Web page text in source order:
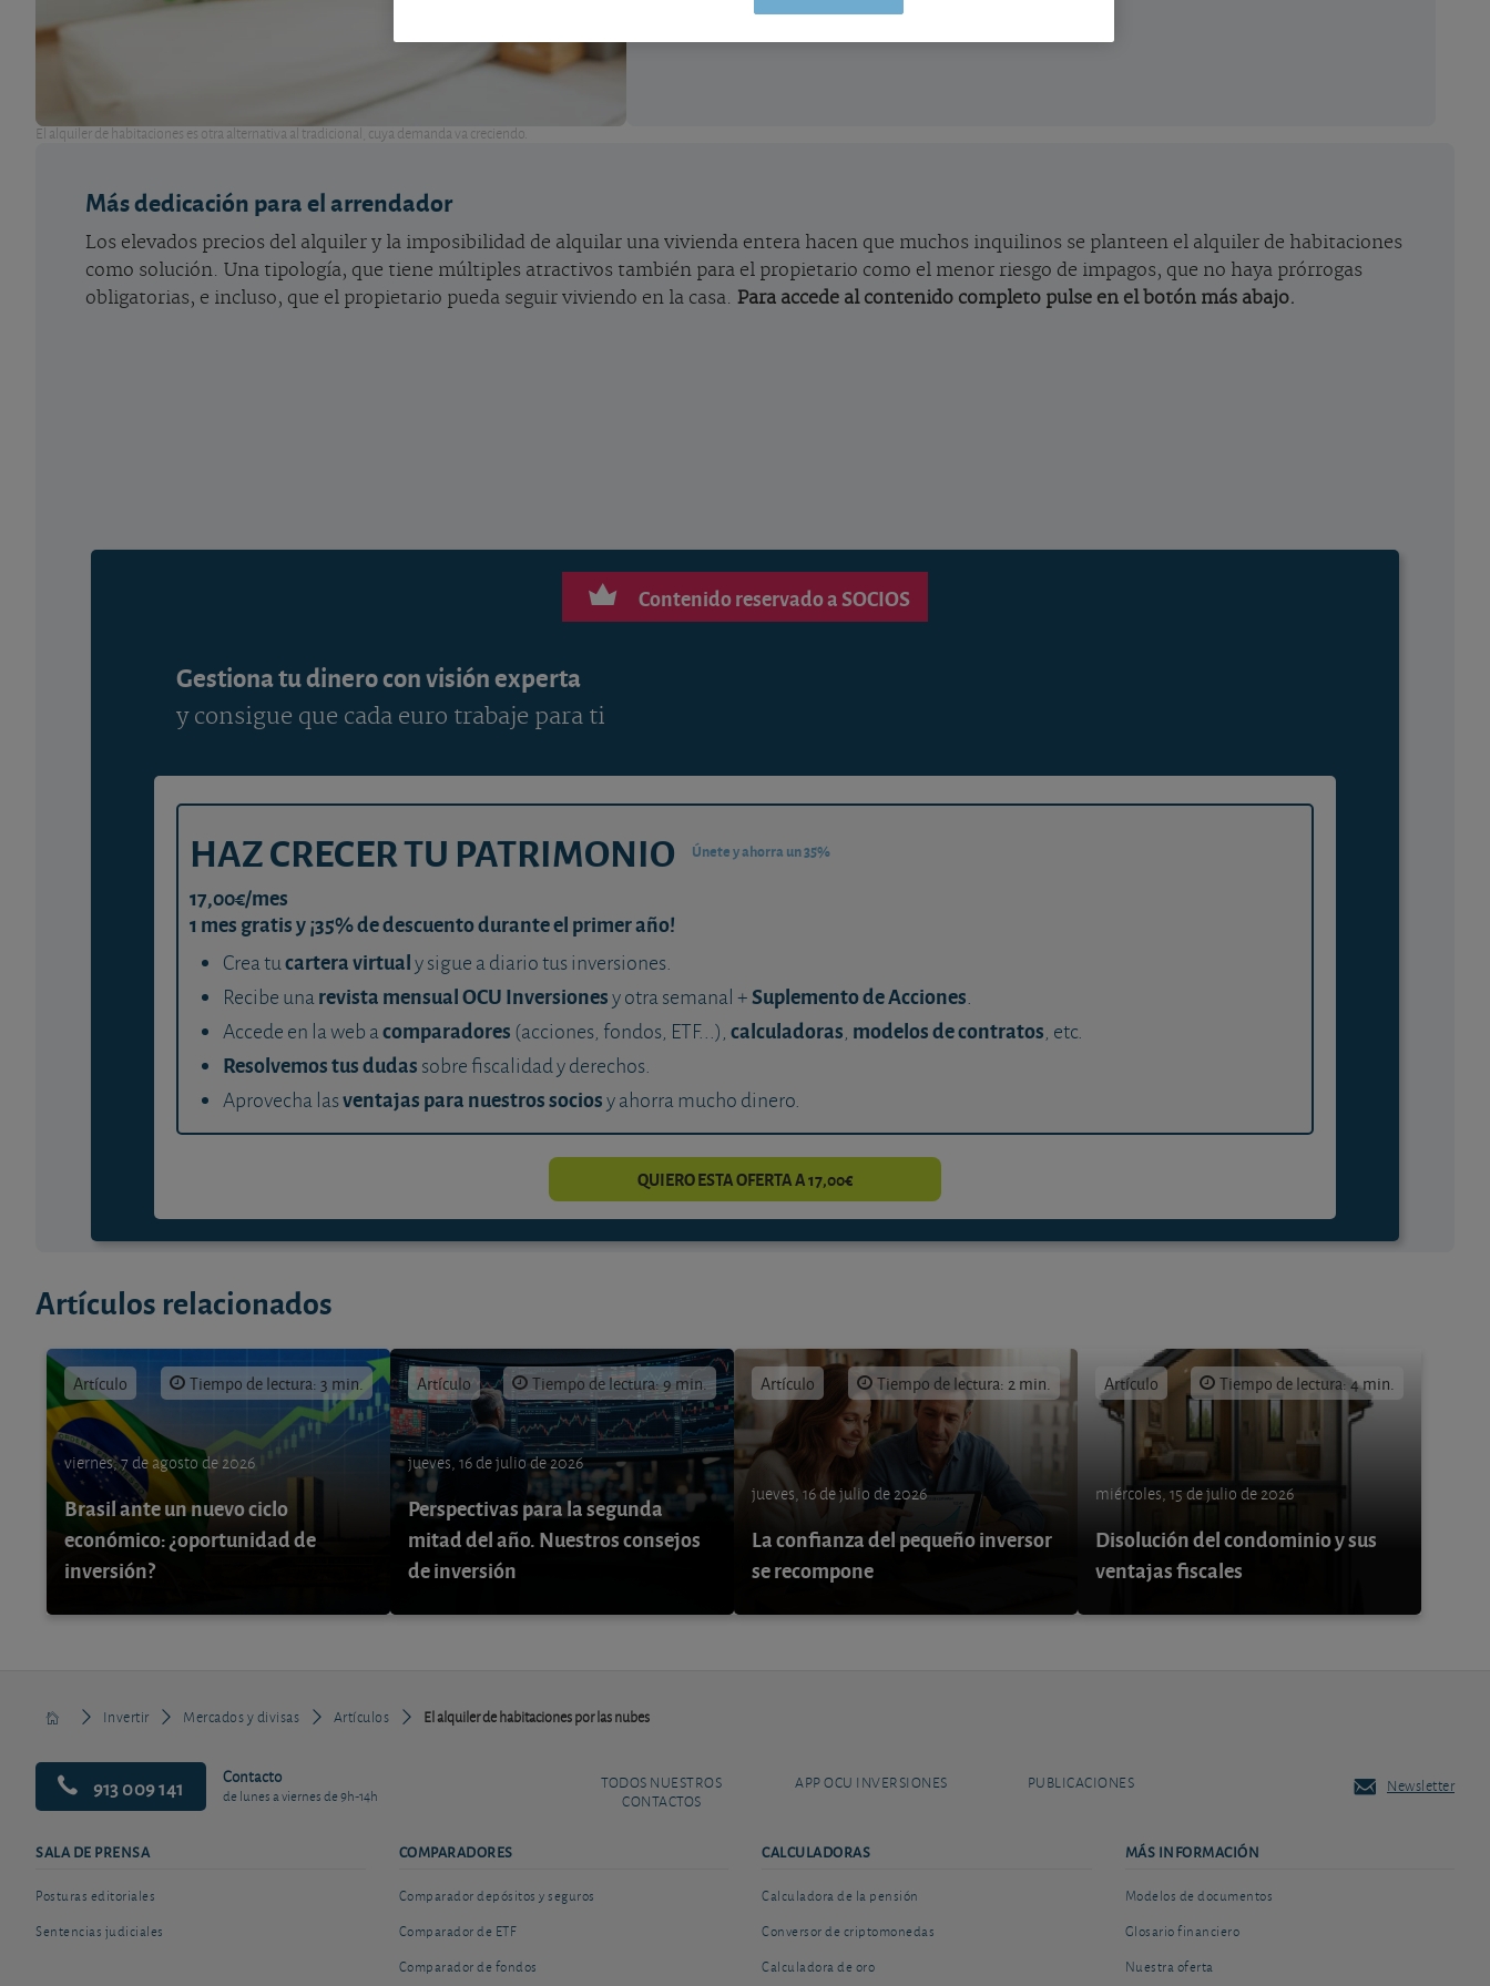
El alquiler de habitaciones es otra alternativa al tradicional, cuya demanda va creciendo.
Más dedicación para el arrendador
Los elevados precios del alquiler y la imposibilidad de alquilar una vivienda entera hacen que muchos inquilinos se planteen el alquiler de habitaciones
como solución. Una tipología, que tiene múltiples atractivos también para el propietario como el menor riesgo de impagos, que no haya prórrogas
obligatorias, e incluso, que el propietario pueda seguir viviendo en la casa. Para accede al contenido completo pulse en el botón más abajo.
Contenido reservado a SOCIOS
Gestiona tu dinero con visión experta
y consigue que cada euro trabaje para ti
HAZ CRECER TU PATRIMONIO Únete y ahorra un 35%
17,00€/mes
1 mes gratis y ¡35% de descuento durante el primer año!
Crea tucartera virtualy sigue a diario tus inversiones.
Recibe unarevista mensual OCU Inversionesy otra semanal +Suplemento de Acciones.
Accede en la web acomparadores (acciones, fondos, ETF...), calculadoras, modelos de contratos, etc.
Resolvemos tus dudas sobre fiscalidad y derechos.
Aprovecha lasventajas para nuestros sociosy ahorra mucho dinero.
QUIERO ESTA OFERTA A 17,00€
Artículos relacionados
Artículo Tiempo de lectura: 3 min.
viernes, 7 de agosto de 2026
Brasil ante un nuevo ciclo
económico: ¿oportunidad de
inversión?
Artículo Tiempo de lectura: 9 min.
jueves, 16 de julio de 2026
Perspectivas para la segunda
mitad del año. Nuestros consejos
de inversión
Artículo Tiempo de lectura: 2 min.
jueves, 16 de julio de 2026
La confianza del pequeño inversor
se recompone
Artículo Tiempo de lectura: 4 min.
miércoles, 15 de julio de 2026
Disolución del condominio y sus
ventajas fiscales
Invertir Mercados y divisas Artículos El alquiler de habitaciones por las nubes
913 009 141 Contacto
de lunes a viernes de 9h-14h
TODOS NUESTROS
CONTACTOS
APP OCU INVERSIONES PUBLICACIONES Newsletter
SALA DE PRENSA
Posturas editoriales
Sentencias judiciales
COMPARADORES
Comparador depósitos y seguros
Comparador de ETF
Comparador de fondos
CALCULADORAS
Calculadora de la pensión
Conversor de criptomonedas
Calculadora de oro
MÁS INFORMACIÓN
Modelos de documentos
Glosario financiero
Nuestra oferta